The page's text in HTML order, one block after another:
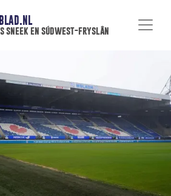
sneek en súdwest-fryslân